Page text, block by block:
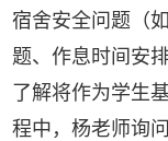
宿舍安全问题（
题、作息时间安
了解将作为学生
程中，杨老师询